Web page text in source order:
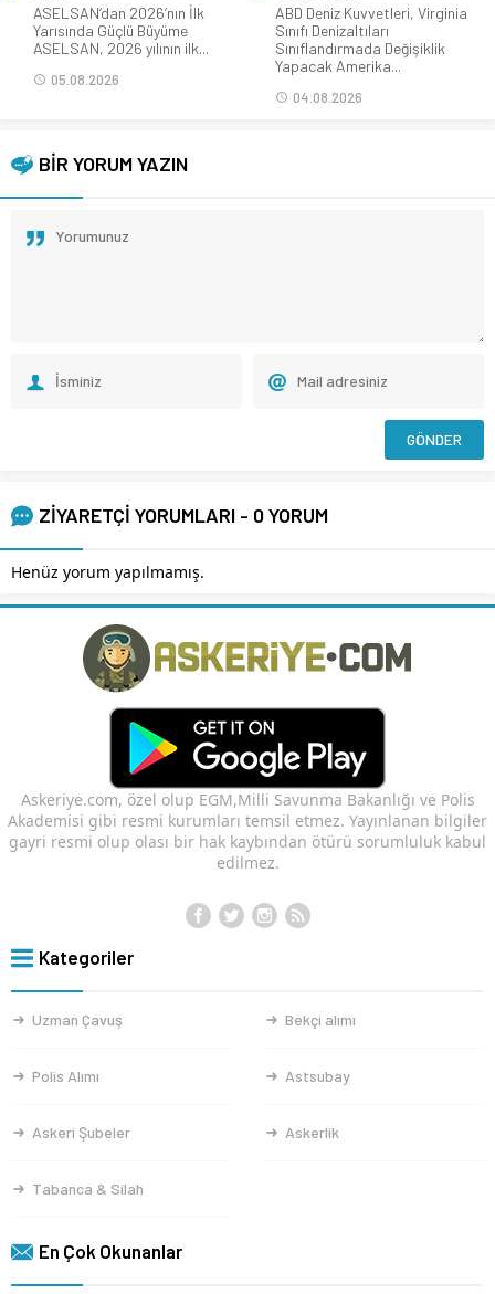
ASELSAN’dan 2026’nın İlk
Yarısında Güçlü Büyüme
ASELSAN, 2026 yılının ilk...
05.08.2026
ABD Deniz Kuvvetleri, Virginia
Sınıfı Denizaltıları
Sınıflandırmada Değişiklik
Yapacak Amerika...
04.08.2026
BİR YORUM YAZIN
ZİYARETÇİ YORUMLARI - 0 YORUM
Henüz yorum yapılmamış.
Askeriye.com, özel olup EGM,Milli Savunma Bakanlığı ve Polis
Akademisi gibi resmi kurumları temsil etmez. Yayınlanan bilgiler
gayri resmi olup olası bir hak kaybından ötürü sorumluluk kabul
edilmez.
Kategoriler
Uzman Çavuş Bekçi alımı
Polis Alımı Astsubay
Askeri Şubeler Askerlik
Tabanca & Silah
En Çok Okunanlar